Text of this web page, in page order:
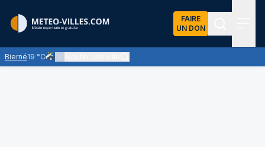
FAIRE
UN DON
Bierné19 °C
Risque de quelques averses de pluie, faibles à modérées